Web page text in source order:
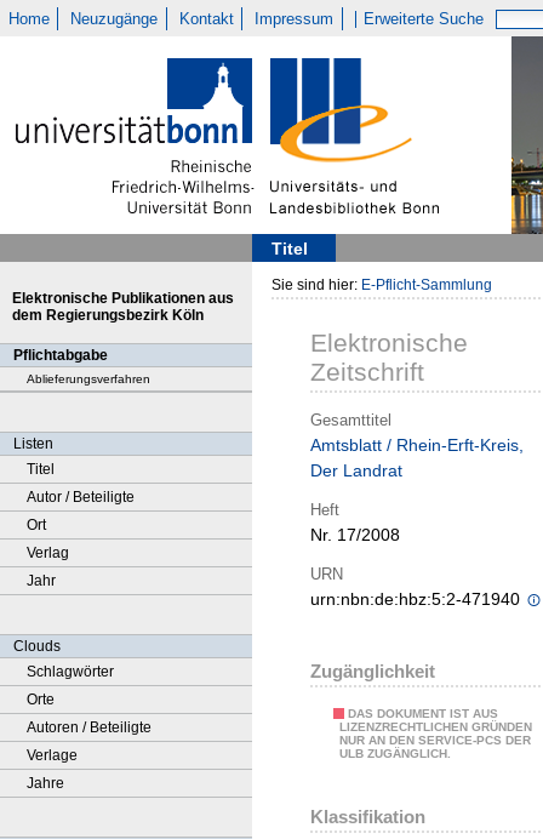
Home Neuzugänge Kontakt Impressum Erweiterte Suche
Titel
Elektronische Publikationen aus
dem Regierungsbezirk Köln
Pflichtabgabe
Ablieferungsverfahren
Listen
Titel
Autor / Beteiligte
Ort
Verlag
Jahr
Clouds
Schlagwörter
Orte
Autoren / Beteiligte
Verlage
Jahre
Sie sind hier: E-Pflicht-Sammlung
Elektronische
Zeitschrift
Gesamttitel
Amtsblatt / Rhein-Erft-Kreis,
Der Landrat
Heft
Nr. 17/2008
URN
urn:nbn:de:hbz:5:2-471940
Zugänglichkeit
DAS DOKUMENT IST AUS
LIZENZRECHTLICHEN GRÜNDEN
NUR AN DEN SERVICE-PCS DER
ULB ZUGÄNGLICH.
Klassifikation